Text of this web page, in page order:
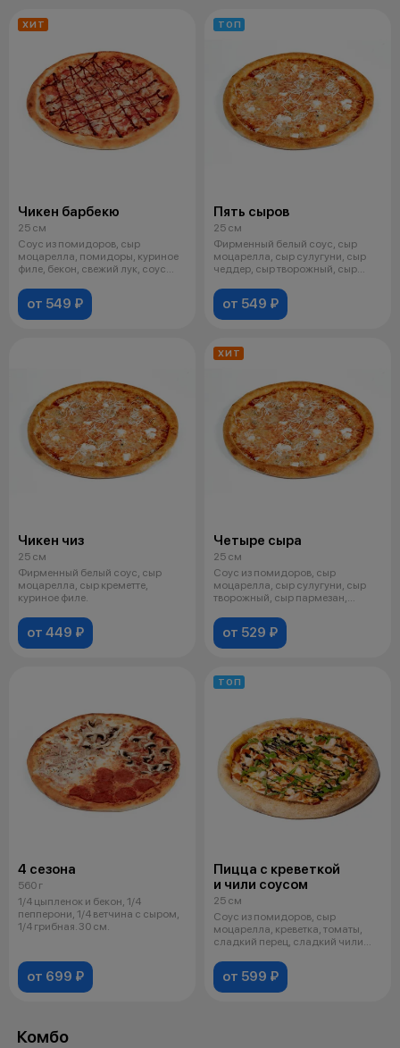
ХИТ
Чикен барбекю
25 см
Соус из помидоров, сыр
моцарелла, помидоры, куриное
филе, бекон, свежий лук, соус
от 549 ₽
ТОП
Пять сыров
25 см
Фирменный белый соус, сыр
моцарелла, сыр сулугуни, сыр
чеддер, сыр творожный, сыр
от 549 ₽
Чикен чиз
25 см
Фирменный белый соус, сыр
моцарелла, сыр креметте,
куриное филе.
от 449 ₽
ХИТ
Четыре сыра
25 см
Соус из помидоров, сыр
моцарелла, сыр сулугуни, сыр
творожный, сыр пармезан,
от 529 ₽
4 сезона
560 г
1/4 цыпленок и бекон, 1/4
пепперони, 1/4 ветчина с сыром,
1/4 грибная. 30 см.
от 699 ₽
ТОП
Пицца с креветкой
и чили соусом
25 см
Соус из помидоров, сыр
моцарелла, креветка, томаты,
сладкий перец, сладкий чили
от 599 ₽
Комбо